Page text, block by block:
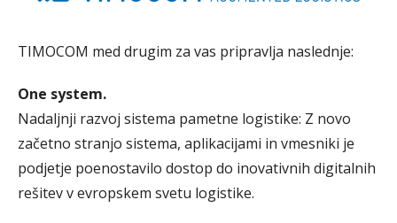
TIMOCOM med drugim za vas pripravlja naslednje:
One system.
Nadaljnji razvoj sistema pametne logistike: Z novo
začetno stranjo sistema, aplikacijami in vmesniki je
podjetje poenostavilo dostop do inovativnih digitalnih
rešitev v evropskem svetu logistike.